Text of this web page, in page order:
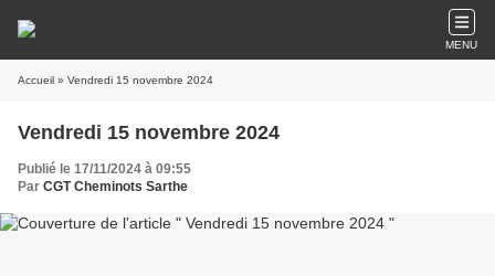
MENU
Accueil » Vendredi 15 novembre 2024
Vendredi 15 novembre 2024
Publié le 17/11/2024 à 09:55
Par CGT Cheminots Sarthe